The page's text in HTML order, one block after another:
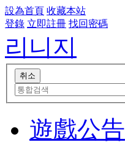
設為首頁 收藏本站
登錄 立即註冊 找回密碼
리니지
遊戲公告